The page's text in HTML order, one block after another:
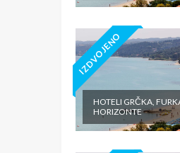
IZDVOJENO
HOTELI GRČKA,
HORIZONTE